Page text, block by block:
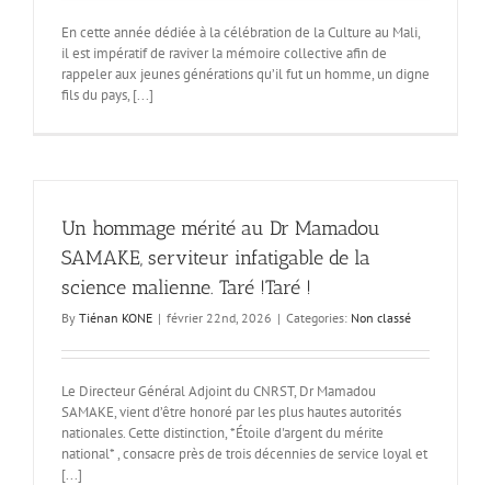
En cette année dédiée à la célébration de la Culture au Mali,
il est impératif de raviver la mémoire collective afin de
rappeler aux jeunes générations qu’il fut un homme, un digne
fils du pays, [...]
Un hommage mérité au Dr Mamadou
SAMAKE, serviteur infatigable de la
science malienne. Taré !Taré !
By Tiénan KONE | février 22nd, 2026 | Categories: Non classé
Le Directeur Général Adjoint du CNRST, Dr Mamadou
SAMAKE, vient d’être honoré par les plus hautes autorités
nationales. Cette distinction, *Étoile d'argent du mérite
national* , consacre près de trois décennies de service loyal et
[...]